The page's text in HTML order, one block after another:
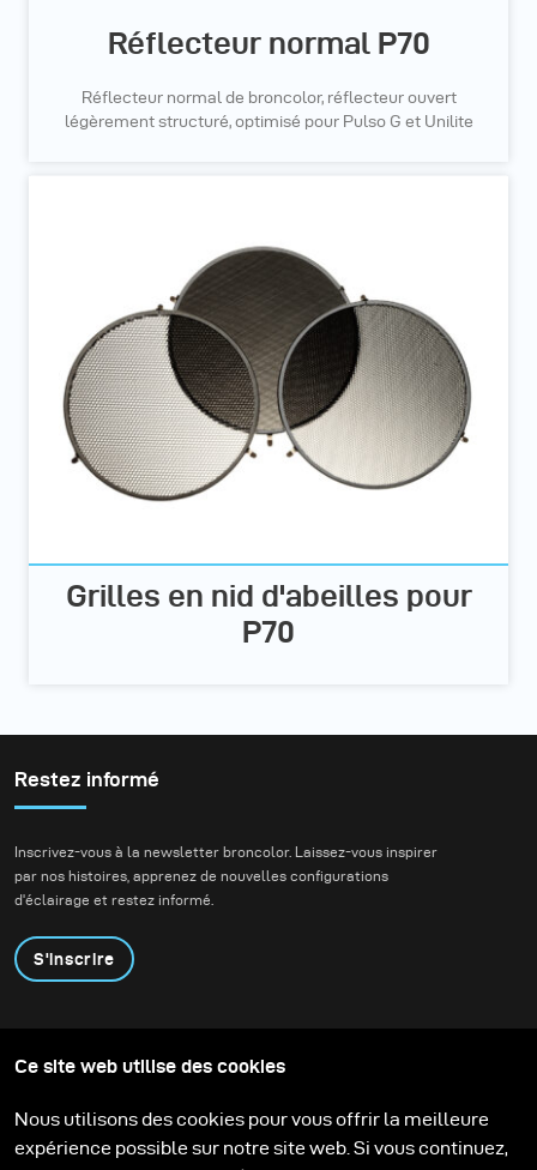
Réflecteur normal P70
Réflecteur normal de broncolor, réflecteur ouvert
légèrement structuré, optimisé pour Pulso G et Unilite
Grilles en nid d'abeilles pour
P70
Restez informé
Inscrivez-vous à la newsletter broncolor. Laissez-vous inspirer
par nos histoires, apprenez de nouvelles configurations
d'éclairage et restez informé.
S'inscrire
Contactez-nous
Technologies
Support
Carrière
Media Center
Ce site web utilise des cookies
Nous utilisons des cookies pour vous offrir la meilleure
expérience possible sur notre site web. Si vous continuez,